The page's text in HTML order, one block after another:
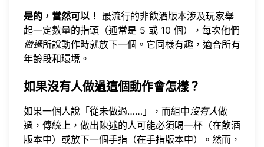
是的，當然可以！ 最流行的非飲酒版本涉及玩家舉
起一定數量的指頭（通常是 5 或 10 個），每次他們
做過所說動作時就放下一個。它同樣有趣，適合所有
年齡段和環境。
如果沒有人做過這個動作會怎樣？
如果一個人說「從未做過……」，而組中沒有人做
過，傳統上，做出陳述的人可能必須喝一杯（在飲酒
版本中）或放下一個手指（在手指版本中）。然而，